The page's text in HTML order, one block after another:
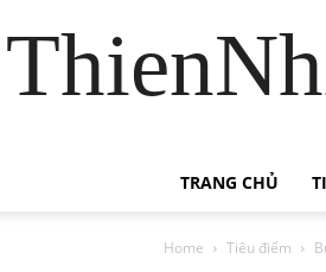
TRANG CHỦ
Home Tiêu điểm